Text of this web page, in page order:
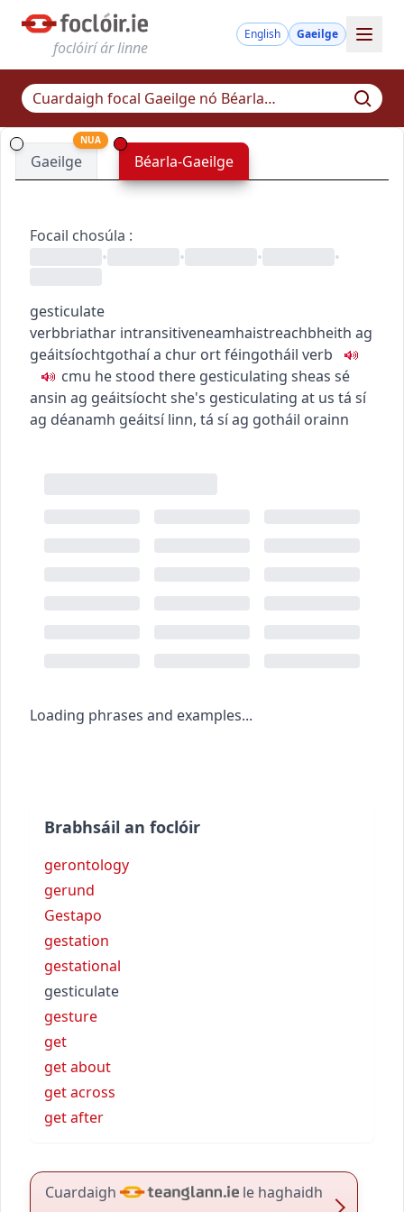
foclóirí ár linne
English Gaeilge
Gaeilge
NUA
Béarla-Gaeilge
Focail chosúla :
•
• • •
gesticulate
verbbriathar intransitiveneamhaistreachbheith ag
geáitsíochtgothaí a chur ort féingotháil verb
cmu he stood there gesticulating sheas sé
ansin ag geáitsíochtshe's gesticulating at us tá sí
ag déanamh geáitsí linn, tá sí ag gotháil orainn
Loading phrases and examples...
Brabhsáil an foclóir
gerontology
gerund
Gestapo
gestation
gestational
gesticulate
gesture
get
get about
get across
get after
Cuardaigh le haghaidh